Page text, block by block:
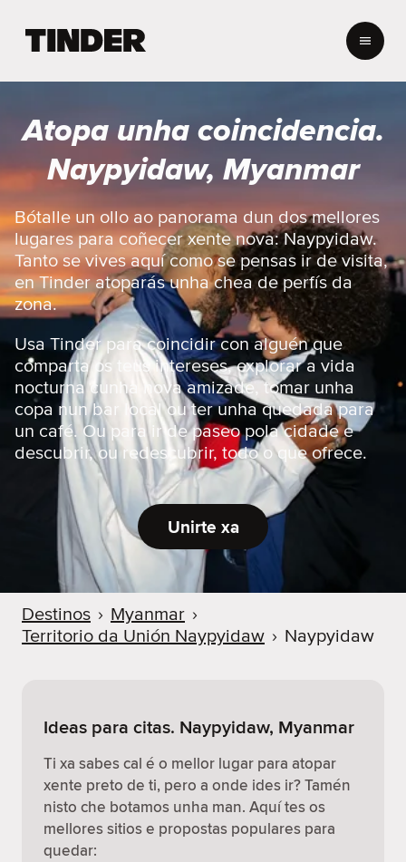
r
o
e
Atopa unha coincidencia.
Naypyidaw, Myanmar
Bótalle un ollo ao panorama dun dos mellores
lugares para coñecer xente nova: Naypyidaw.
Tanto se vives aquí como se pensas ir de visita,
en Tinder atoparás unha chea de perfís da
zona.
Usa Tinder para coincidir con alguén que
comparta os teus intereses, explorar a vida
nocturna cunha nova amizade, tomar unha
copa nun bar local ou ter unha quedada para
un café. Ou para ir de paseo pola cidade e
descubrir, ou redescubrir, todo o que ofrece.
Unirte xa
Destinos › Myanmar ›
Territorio da Unión Naypyidaw › Naypyidaw
Ideas para citas. Naypyidaw, Myanmar
Ti xa sabes cal é o mellor lugar para atopar
xente preto de ti, pero a onde ides ir? Tamén
nisto che botamos unha man. Aquí tes os
mellores sitios e propostas populares para
quedar: